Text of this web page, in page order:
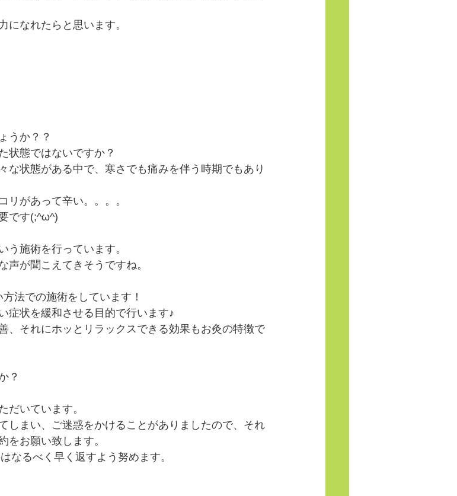
になれたらと思います。
うか？？
状態ではないですか？
な状態がある中で、寒さでも痛みを伴う時期でもあり
リがあって辛い。。。。
です(;^ω^)
う施術を行っています。
声が聞こえてきそうですね。
法での施術をしています！
症状を緩和させる目的で行います♪
、それにホッとリラックスできる効果もお灸の特徴で
？
いています。
しまい、ご迷惑をかけることがありましたので、それ
をお願い致します。
なるべく早く返すよう努めます。